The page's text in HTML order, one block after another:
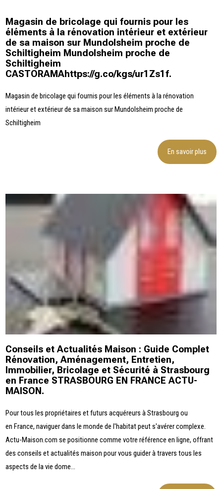
Magasin de bricolage qui fournis pour les
éléments à la rénovation intérieur et extérieur
de sa maison sur Mundolsheim proche de
Schiltigheim Mundolsheim proche de
Schiltigheim
CASTORAMAhttps://g.co/kgs/ur1Zs1f.
Magasin de bricolage qui fournis pour les éléments à la rénovation
intérieur et extérieur de sa maison sur Mundolsheim proche de
Schiltigheim
En savoir plus
Conseils et Actualités Maison : Guide Complet
Rénovation, Aménagement, Entretien,
Immobilier, Bricolage et Sécurité à Strasbourg
en France STRASBOURG EN FRANCE ACTU-
MAISON.
Pour tous les propriétaires et futurs acquéreurs à Strasbourg ou
en France, naviguer dans le monde de l'habitat peut s'avérer complexe.
Actu-Maison.com se positionne comme votre référence en ligne, offrant
des conseils et actualités maison pour vous guider à travers tous les
aspects de la vie dome...